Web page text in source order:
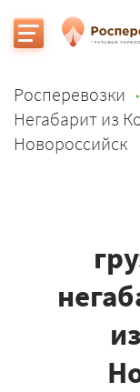
Росперевозки
Негабарит из
Новороссийск